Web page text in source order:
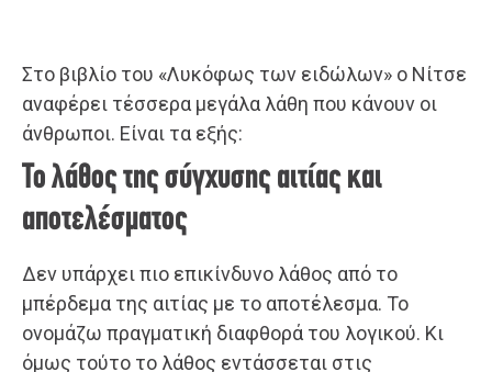
Στο βιβλίο του «Λυκόφως των ειδώλων» ο Νίτσε
αναφέρει τέσσερα μεγάλα λάθη που κάνουν οι
άνθρωποι. Είναι τα εξής:
Το λάθος της σύγχυσης αιτίας και
αποτελέσματος
Δεν υπάρχει πιο επικίνδυνο λάθος από το
μπέρδεμα της αιτίας με το αποτέλεσμα. Το
ονομάζω πραγματική διαφθορά του λογικού. Κι
όμως τούτο το λάθος εντάσσεται στις